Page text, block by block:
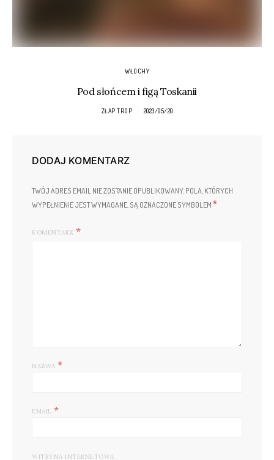
WŁOCHY
Pod słońcem i figą Toskanii
ZŁAP TROP 2023/05/20
DODAJ KOMENTARZ
TWÓJ ADRES EMAIL NIE ZOSTANIE OPUBLIKOWANY. POLA, KTÓRYCH
WYPEŁNIENIE JEST WYMAGANE, SĄ OZNACZONE SYMBOLEM *
KOMENTARZ
NAZWA *
EMAIL *
WITRYNA INTERNETOWA